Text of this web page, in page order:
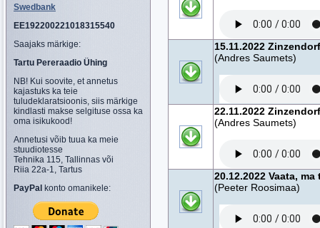
Swedbank
EE192200221018315540
Saajaks märkige:
Tartu Pereraadio Ühing
NB! Kui soovite, et annetus
kajastuks ka teie
tuludeklaratsioonis, siis märkige
kindlasti makse selgituse ossa ka
oma isikukood!
Annetusi võib tuua ka meie
stuudiotesse
Tehnika 115, Tallinnas või
Riia 22a-1, Tartus
PayPal konto omanikele:
15.11.2022
(Andres Saumets)
22.11.2022
(Andres Saumets)
20.12.2022 Vaata,
(Peeter Roosimaa)